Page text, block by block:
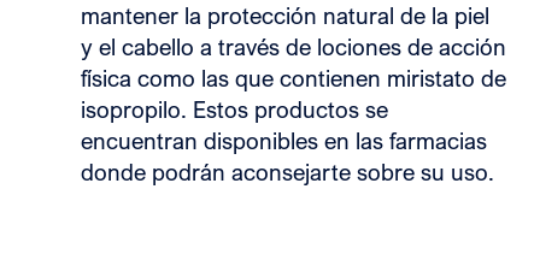
mantener la protección natural de la piel
y el cabello a través de lociones de acción
física como las que contienen miristato de
isopropilo. Estos productos se
encuentran disponibles en las farmacias
donde podrán aconsejarte sobre su uso.